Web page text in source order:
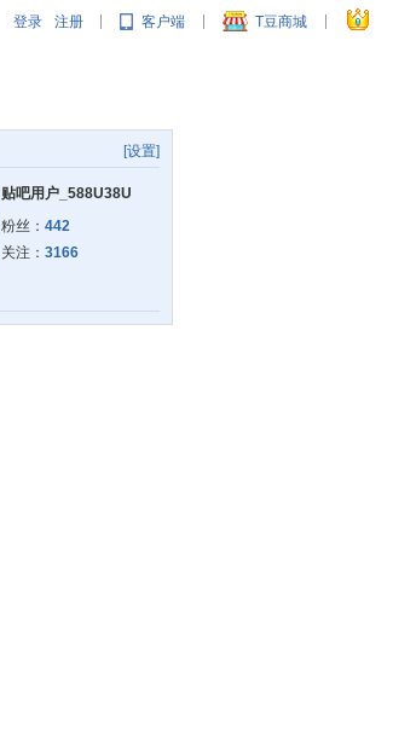
登录 注册 | 客户端 | T豆商城 |
[设置]
贴吧用户_588U38U
粉丝： 442
关注： 3166